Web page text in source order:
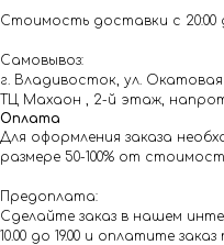
Стоимость доставки с 20:00
Самовывоз:
г. Владивосток, ул. Окатовая
ТЦ Махаон , 2-й этаж,
Оплата
Для оформления заказа
размере 50-100% от
Предоплата:
Сделайте заказ в нашем
10.00 до 19.00 и оплатите